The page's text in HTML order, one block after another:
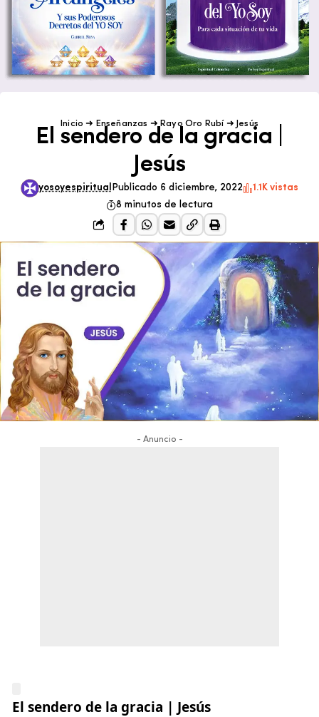
Inicio ➜ Enseñanzas ➜ Rayo Oro Rubí➜ Jesús
El sendero de la gracia |
Jesús
yosoyespiritual Publicado 6 diciembre, 2022
1.1K vistas
8 minutos de lectura
- Anuncio -
El sendero de la gracia | Jesús